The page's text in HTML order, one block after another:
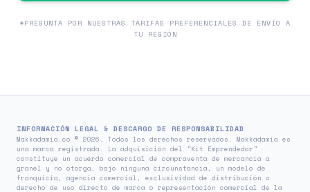
*PREGUNTA POR NUESTRAS TARIFAS PREFERENCIALES DE ENVÍO A
TU REGIÓN
INFORMACIÓN LEGAL & DESCARGO DE RESPONSABILIDAD
Makkadamia.co © 2026. Todos los derechos reservados. Makkadamia es
una marca registrada. La adquisición del "Kit Emprendedor"
constituye un acuerdo comercial de compraventa de mercancía a
granel y no otorga, bajo ninguna circunstancia, un modelo de
franquicia, agencia comercial, exclusividad de distribución o
derecho de uso directo de marca o representación comercial de la